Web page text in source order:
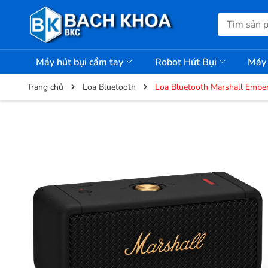
Máy hút bụi cầm tay Robot Hút Bụi
Trang chủ Loa Bluetooth Loa Bluetooth Marshall